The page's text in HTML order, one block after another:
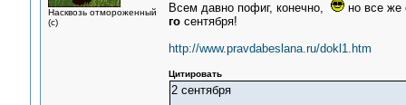
Насквозь отмороженный
(с)
Всем давно пофиг, конечно,
но все же
го сентября!
http://www.pravdabeslana.ru/dokl1.htm
Цитировать
2 сентября